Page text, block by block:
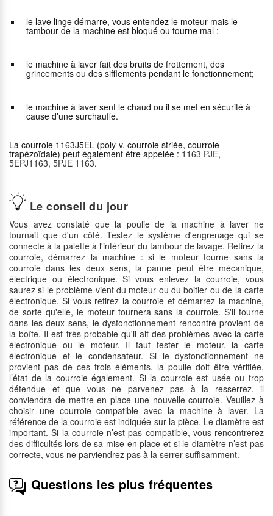
Le conseil du jour
Vous avez constaté que la poulie de la machine à laver ne
tournait que d'un côté. Testez le système d'engrenage qui se
connecte à la palette à l'intérieur du tambour de lavage. Retirez la
courroie, démarrez la machine : si le moteur tourne sans la
courroie dans les deux sens, la panne peut être mécanique,
électrique ou électronique. Si vous enlevez la courroie, vous
saurez si le problème vient du moteur ou du boitier ou de la carte
électronique. Si vous retirez la courroie et démarrez la machine,
de sorte qu'elle, le moteur tournera sans la courroie. S'il tourne
dans les deux sens, le dysfonctionnement rencontré provient de
la boîte. Il est très probable qu'il ait des problèmes avec la carte
électronique ou le moteur. Il faut tester le moteur, la carte
électronique et le condensateur. Si le dysfonctionnement ne
provient pas de ces trois éléments, la poulie doit être vérifiée,
l’état de la courroie également. Si la courroie est usée ou trop
détendue et que vous ne parvenez pas à la resserrez, il
conviendra de mettre en place une nouvelle courroie. Veuillez à
choisir une courroie compatible avec la machine à laver. La
référence de la courroie est indiquée sur la pièce. Le diamètre est
important. Si la courroie n’est pas compatible, vous rencontrerez
des difficultés lors de sa mise en place et si le diamètre n’est pas
correcte, vous ne parviendrez pas à la serrer suffisamment.
le lave linge démarre, vous entendez le moteur mais le
tambour de la machine est bloqué ou tourne mal ;
le machine à laver fait des bruits de frottement, des
grincements ou des sifflements pendant le fonctionnement;
le machine à laver sent le chaud ou il se met en sécurité à
cause d'une surchauffe.
La courroie 1163J5EL (poly-v, courroie striée, courroie
trapézoïdale) peut également être appelée : 1163 PJE,
5EPJ1163, 5PJE 1163.
Questions les plus fréquentes